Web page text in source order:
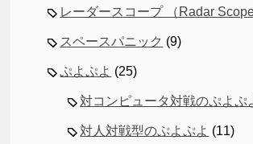
レーダースコープ （Radar Scope
スペースパニック (9)
ぷよぷよ (25)
対コンピュータ対戦のぷよぷ
対人対戦型のぷよぷよ (11)